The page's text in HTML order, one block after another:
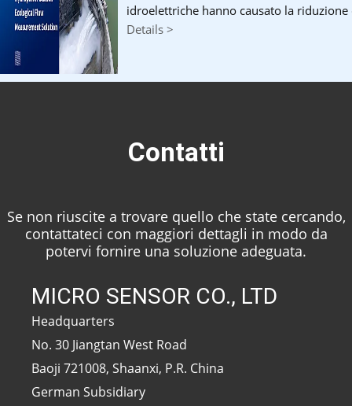
idroelettriche hanno causato la
Details >
Contatti
Se non riuscite a trovare quello che state cercando,
contattateci con maggiori dettagli in modo da
potervi fornire una soluzione adeguata.
MICRO SENSOR CO., LTD
Headquarters
No. 30 Jiangtan West Road
Baoji 721008, Shaanxi, P.R. China
German Subsidiary